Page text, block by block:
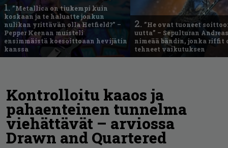
1. ”Metallica on tiukempi kuin
koskaan ja te haluatte jonkun
nulikan yrittävän olla Hetfield?” –
Pepper Keenan muisteli
ensimmäistä koesoittoaan hevijätin
kanssa
2. ”He ovat tuoneet
uutta” – Sepulturan
nimeää bändin, jonka riffit
tehneet vaikutuksen
Kontrolloitu kaaos ja
pahaenteinen tunnelma
viehättävät – arviossa
Drawn and Quartered